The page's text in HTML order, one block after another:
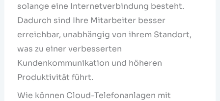
solange eine Internetverbindung besteht.
Dadurch sind Ihre Mitarbeiter besser
erreichbar, unabhängig von ihrem Standort,
was zu einer verbesserten
Kundenkommunikation und höheren
Produktivität führt.
Wie können Cloud-Telefonanlagen mit